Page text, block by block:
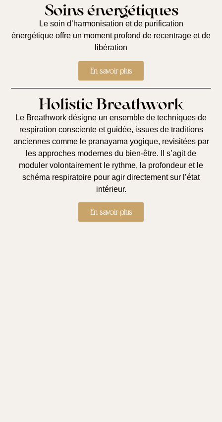
Soins énergétiques
Le soin d’harmonisation et de purification
énergétique offre un moment profond de recentrage et de
libération
En savoir plus
Holistic Breathwork
Le Breathwork désigne un ensemble de techniques de
respiration consciente et guidée, issues de traditions
anciennes comme le pranayama yogique, revisitées par
les approches modernes du bien-être. Il s’agit de
moduler volontairement le rythme, la profondeur et le
schéma respiratoire pour agir directement sur l’état
intérieur.
En savoir plus